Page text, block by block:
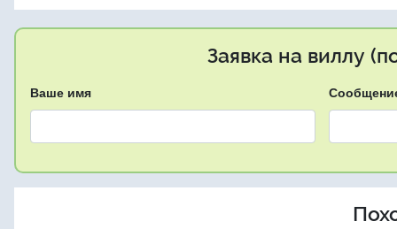
Заявка на виллу
Ваше имя